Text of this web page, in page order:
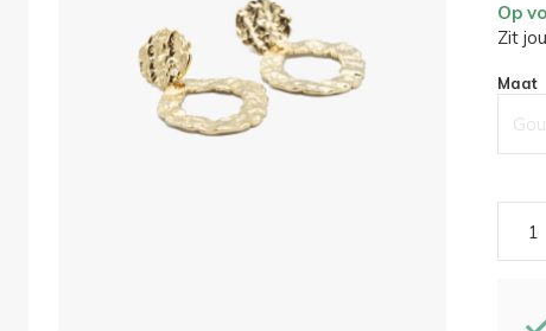
Op
Zit
Maat